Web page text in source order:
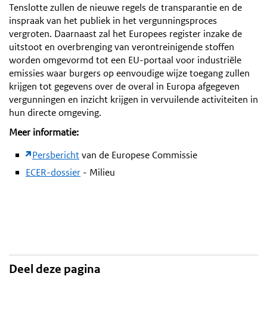
Tenslotte zullen de nieuwe regels de transparantie en de
inspraak van het publiek in het vergunningsproces
vergroten. Daarnaast zal het Europees register inzake de
uitstoot en overbrenging van verontreinigende stoffen
worden omgevormd tot een EU-portaal voor industriële
emissies waar burgers op eenvoudige wijze toegang zullen
krijgen tot gegevens over de overal in Europa afgegeven
vergunningen en inzicht krijgen in vervuilende activiteiten in
hun directe omgeving.
Meer informatie:
Persberichtvan de Europese Commissie
ECER-dossier - Milieu
Deel deze pagina